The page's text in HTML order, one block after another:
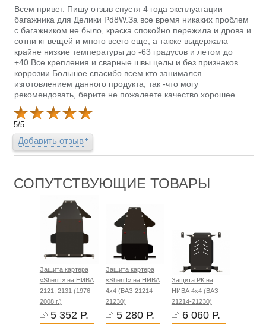
Всем привет. Пишу отзыв спустя 4 года эксплуатации
багажника для Делики Pd8W.За все время никаких проблем
с багажником не было, краска спокойно пережила и дрова и
сотни кг вещей и много всего еще, а также выдержала
крайне низкие температуры до -63 градусов и летом до
+40.Все крепления и сварные швы целы и без признаков
коррозии.Большое спасибо всем кто занимался
изготовлением данного продукта, так -что могу
рекомендовать, берите не пожалеете качество хорошее.
5/5
Добавить отзыв
СОПУТСТВУЮЩИЕ ТОВАРЫ
Защита картера
«Sheriff» на НИВА
2121, 2131 (1976-
2008 г.)
5 352 Р.
Защита картера
«Sheriff» на НИВА
4x4 (ВАЗ 21214-
21230)
5 280 Р.
Защита РК на
НИВА 4x4 (ВАЗ
21214-21230)
6 060 Р.